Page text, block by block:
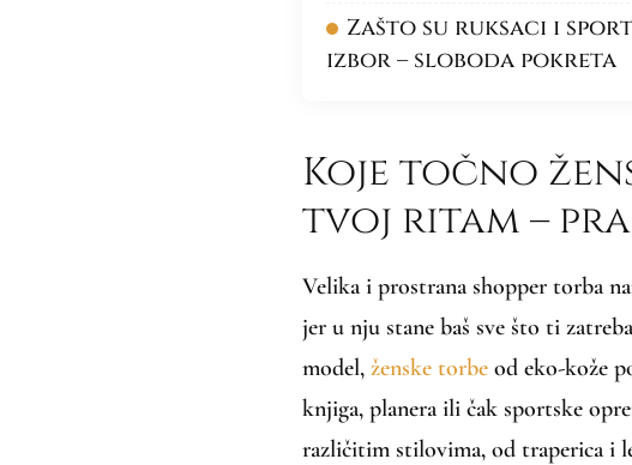
Zašto su ruksaci i
izbor – sloboda pokreta
Koje točno
tvoj ritam –
Velika i prostrana shopper torba
jer u nju stane baš sve što ti
model, ženske torbe od eko-kože
knjiga, planera ili čak sportske
različitim stilovima, od traperica i